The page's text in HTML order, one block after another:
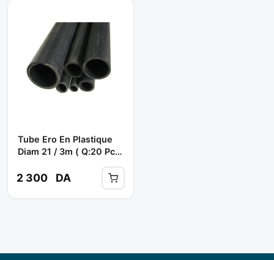
Tube Ero En Plastique
Diam 21 / 3m ( Q:20 Pcs)
2 300 DA